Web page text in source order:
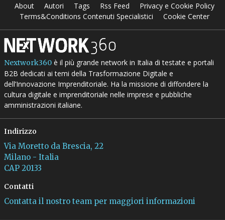
About Autori Tags Rss Feed
Privacy e Cookie Policy
Terms&Conditions Contenuti Specialistici
Cookie Center
Nextwork360è il più grande network in Italia di testate e portali
B2B dedicati ai temi della Trasformazione Digitale e
dell’Innovazione Imprenditoriale. Ha la missione di diffondere la
cultura digitale e imprenditoriale nelle imprese e pubbliche
amministrazioni italiane.
Indirizzo
Via Moretto da Brescia, 22
Milano - Italia
CAP 20133
Contatti
Contatta il nostro team per maggiori informazioni